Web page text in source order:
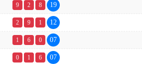
9 2 8 19
2 9 1 12
1 6 0 07
0 1 6 07